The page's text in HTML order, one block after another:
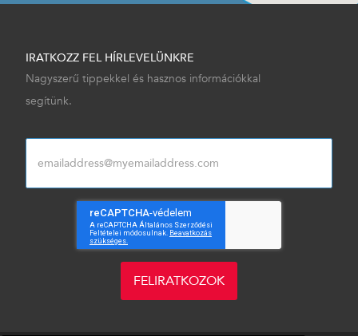
IRATKOZZ FEL HÍRLEVELÜNKRE
Nagyszerű tippekkel és hasznos információkkal
segítünk.
FELIRATKOZOK